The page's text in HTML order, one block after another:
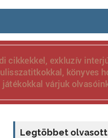
Legtöbbet olvasott